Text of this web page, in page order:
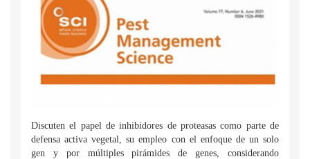
Discuten el papel de inhibidores de proteasas como parte de
defensa activa vegetal, su empleo con el enfoque de un solo
gen y por múltiples pirámides de genes, considerando